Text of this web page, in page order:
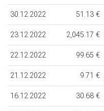
30.12.2022 51.13 €
23.12.2022 2,045.17 €
22.12.2022 99.65 €
21.12.2022 9.71 €
16.12.2022 30.68 €